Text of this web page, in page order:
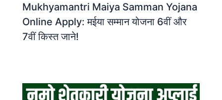
Mukhyamantri Maiya Samman Yojana
Online Apply: मईया सम्मान योजना 6वीं और
7वीं किस्त जाने!